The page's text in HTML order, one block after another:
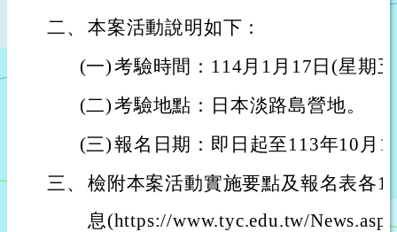
二、 本案活動說明如下：
(一)考驗時間：114月1月17日(星期
(二)考驗地點：日本淡路島營地。
(三)報名日期：即日起至113年10月
三、 檢附本案活動實施要點及報名表各1
息(https://www.tyc.edu.tw/